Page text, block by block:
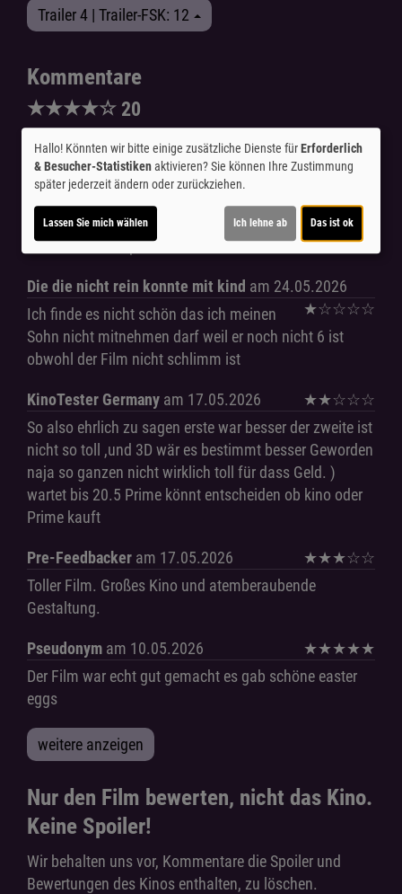
Trailer 4 | Trailer-FSK: 12
Kommentare
★★★★☆ 20
Dinoam 13.06.2026 ★★★★★
Ich war mit einem guten Freund im Kino und uns
beiden hat der Film sehr gut gefallen!Bei einer
bestimmten Szene war ich sehr überrascht!Ich kann
den Film nur empfehlen!
Die die nicht rein konnte mit kind am 24.05.2026
★☆☆☆☆
Ich finde es nicht schön das ich meinen
Sohn nicht mitnehmen darf weil er noch nicht 6 ist
obwohl der Film nicht schlimm ist
KinoTester Germany am 17.05.2026 ★★☆☆☆
So also ehrlich zu sagen erste war besser der zweite ist
nicht so toll ,und 3D wär es bestimmt besser Geworden
naja so ganzen nicht wirklich toll für dass Geld. )
wartet bis 20.5 Prime könnt entscheiden ob kino oder
Prime kauft
Pre-Feedbacker am 17.05.2026 ★★★☆☆
Toller Film. Großes Kino und atemberaubende
Gestaltung.
Pseudonym am 10.05.2026 ★★★★★
Der Film war echt gut gemacht es gab schöne easter
eggs
weitere anzeigen
Nur den Film bewerten, nicht das Kino.
Keine Spoiler!
Wir behalten uns vor, Kommentare die Spoiler und
Bewertungen des Kinos enthalten, zu löschen.
Hallo! Könnten wir bitte einige zusätzliche Dienste fürErforderlich
& Besucher-Statistikenaktivieren? Sie können Ihre Zustimmung
später jederzeit ändern oder zurückziehen.
Lassen Sie mich wählen Ich lehne ab Das ist ok